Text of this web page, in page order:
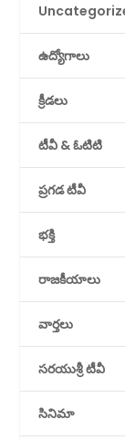
ఉద్యోగాలు
క్రీడలు
టీవీ & ఓటిటి
ప్రగడ టీవీ
భక్తి
రాజకీయాలు
వార్తలు
సరయుశ్రీ టీవీ
సినిమా